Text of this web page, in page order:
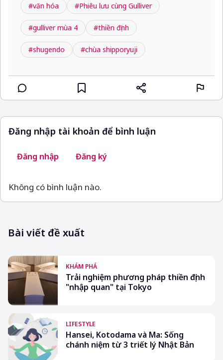
#văn hóa #Phiêu lưu cùng Gulliver
#gulliver mùa 4 #thiền định
#shugendo #chùa shipporyuji
Đăng nhập tài khoản để bình luận
Đăng nhập Đăng ký
Không có bình luận nào.
Bài viết đề xuất
KHÁM PHÁ
Trải nghiệm phương pháp thiền định
"nhập quan" tại Tokyo
LIFESTYLE
Hansei, Kotodama và Ma: Sống
chánh niệm từ 3 triết lý Nhật Bản